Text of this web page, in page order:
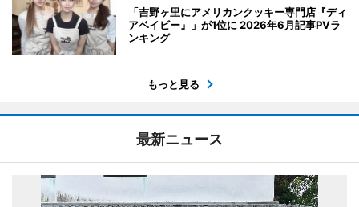
「吉野ヶ里にアメリカンクッキー専門店『ディ
アベイビー』」が1位に 2026年6月記事PVラ
ンキング
もっと見る
最新ニュース